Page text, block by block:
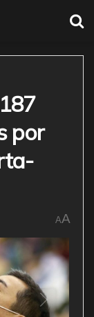
por
AA